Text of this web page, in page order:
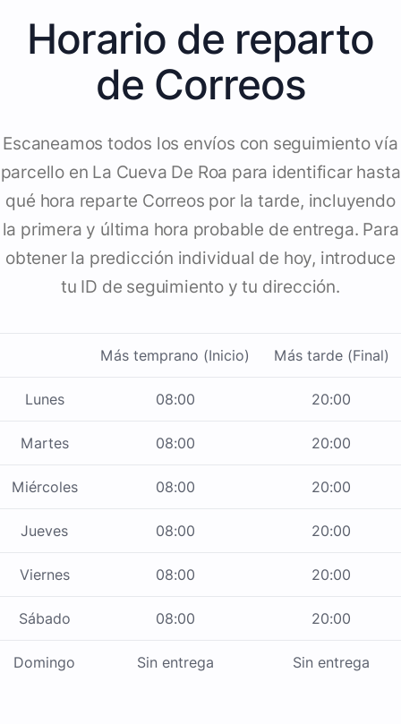
Horario de reparto
de Correos
Escaneamos todos los envíos con seguimiento vía
parcello en La Cueva De Roa para identificar hasta
qué hora reparte Correos por la tarde, incluyendo
la primera y última hora probable de entrega. Para
obtener la predicción individual de hoy, introduce
tu ID de seguimiento y tu dirección.
Más temprano (Inicio) Más tarde (Final)
Lunes 08:00 20:00
Martes 08:00 20:00
Miércoles 08:00 20:00
Jueves 08:00 20:00
Viernes 08:00 20:00
Sábado 08:00 20:00
Domingo Sin entrega Sin entrega